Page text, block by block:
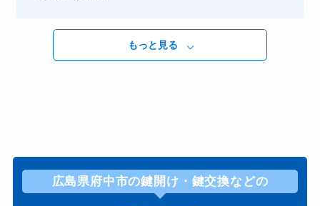
もっと見る
広島県府中市の鍵開け・鍵交換などの